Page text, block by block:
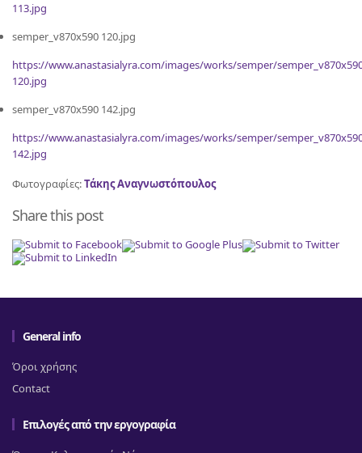
113.jpg
semper_v870x590 120.jpg
https://www.anastasialyra.com/images/works/semper/
120.jpg
semper_v870x590 142.jpg
https://www.anastasialyra.com/images/works/semper/
142.jpg
Φωτογραφίες:Τάκης Αναγνωστόπουλος
Share this post
General info
Όροι χρήσης
Contact
Επιλογές από την εργογραφία